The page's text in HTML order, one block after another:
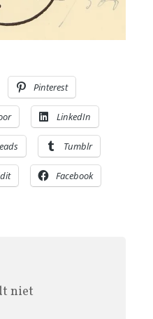
Pinterest
LinkedIn
Tumblr
Facebook
niet